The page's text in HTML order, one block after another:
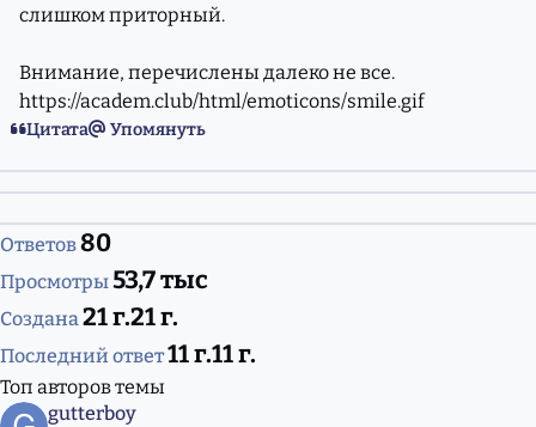
слишком приторный.
Внимание, перечислены далеко не все.
https://academ.club/html/emoticons/smile.gif
Цитата Упомянуть
Ответов80
Просмотры53,7 тыс
Создана21 г.21 г.
Последний ответ11 г.11 г.
Топ авторов темы
gutterboy